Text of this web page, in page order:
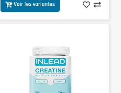
Voir les variantes